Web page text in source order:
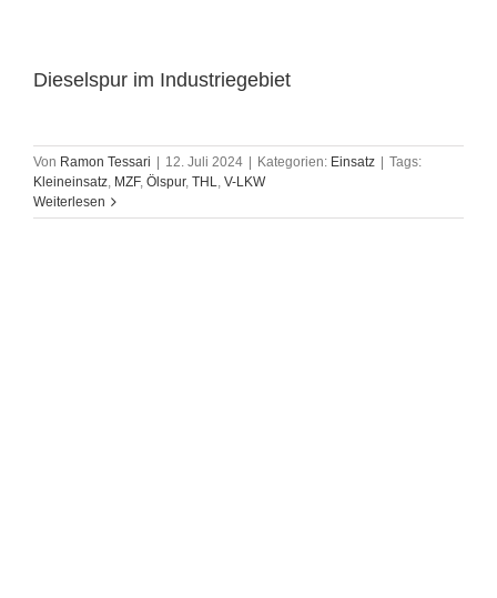
Dieselspur im Industriegebiet
Von Ramon Tessari 12. Juli 2024 Kategorien: Einsatz
Tags:
Kleineinsatz, MZF, Ölspur, THL, V-LKW
Weiterlesen